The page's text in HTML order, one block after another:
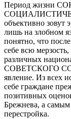
Период жизни
объективно зовут
лишь на злобном
понятно, что
себе всю
различных
СОВЕТСКОГО
явление. Из всех
себе граждане
позитивных
Брежнева, а
перестройка.